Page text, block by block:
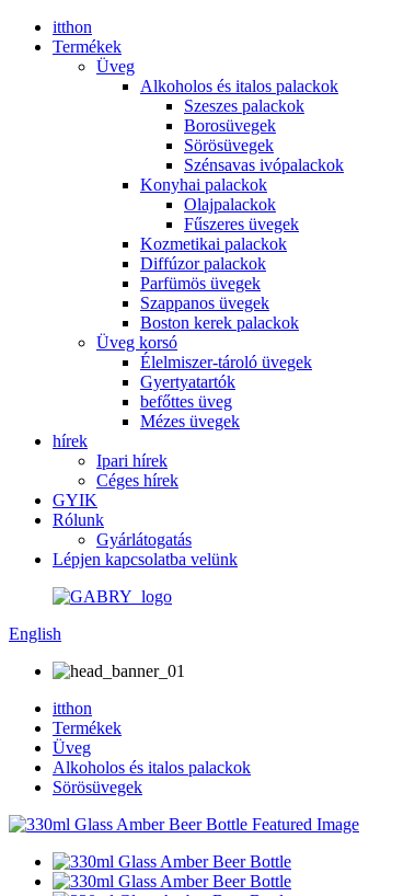
itthon
Termékek
Üveg
Alkoholos és italos palackok
Szeszes palackok
Borosüvegek
Sörösüvegek
Szénsavas ivópalackok
Konyhai palackok
Olajpalackok
Fűszeres üvegek
Kozmetikai palackok
Diffúzor palackok
Parfümös üvegek
Szappanos üvegek
Boston kerek palackok
Üveg korsó
Élelmiszer-tároló üvegek
Gyertyatartók
befőttes üveg
Mézes üvegek
hírek
Ipari hírek
Céges hírek
GYIK
Rólunk
Gyárlátogatás
Lépjen kapcsolatba velünk
English
itthon
Termékek
Üveg
Alkoholos és italos palackok
Sörösüvegek